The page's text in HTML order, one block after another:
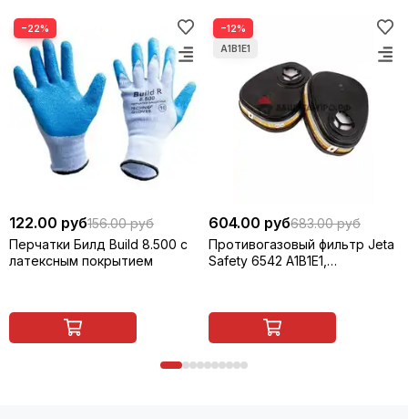
−22%
122.00 руб156.00 руб
Перчатки Билд Build 8.500 с
латексным покрытием
−12%
604.00 руб683.00 руб
Противогазовый фильтр Jeta
Safety 6542 А1В1Е1,